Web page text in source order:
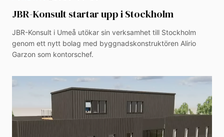
JBR-Konsult startar upp i Stockholm
JBR-Konsult i Umeå utökar sin verksamhet till Stockholm
genom ett nytt bolag med byggnadskonstruktören Alirio
Garzon som kontorschef.